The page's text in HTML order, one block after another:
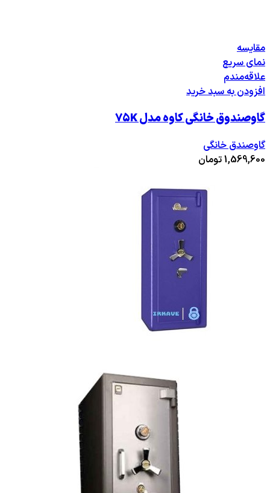
مقایسه
نمای سریع
علاقه‌مندم
افزودن به سبد خرید
گاوصندوق خانگی کاوه مدل ۷۵K
گاوصندق خانگی
1,569,600تومان